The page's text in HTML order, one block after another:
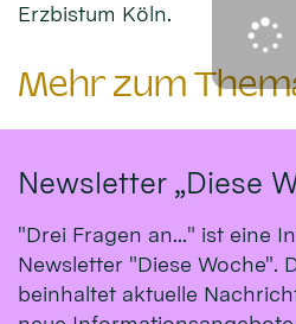
Erzbistum Köln.
Mehr zum
Newsletter „Diese
"Drei Fragen an..." ist eine
Newsletter "Diese Woche".
beinhaltet aktuelle